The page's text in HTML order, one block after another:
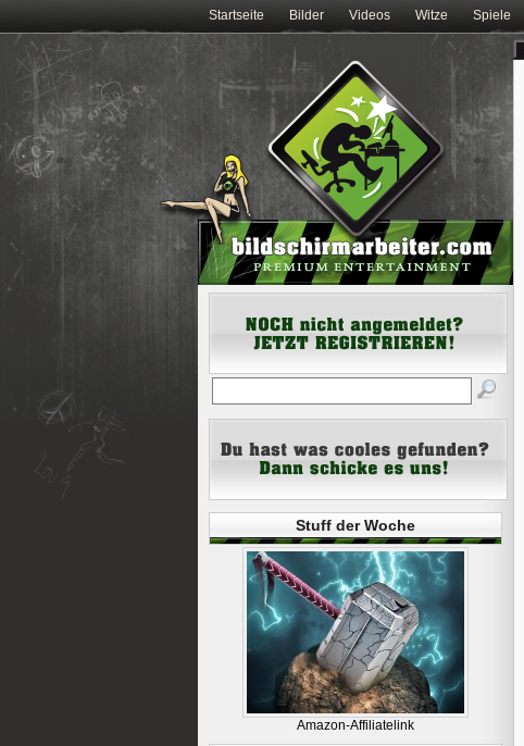
Startseite Bilder Videos Witze Spiele
Stuff der Woche
Amazon-Affiliatelink